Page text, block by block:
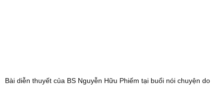
Bài diễn thuyết của BS Nguyễn Hữu Phiếm tại buổi nói chuyện do